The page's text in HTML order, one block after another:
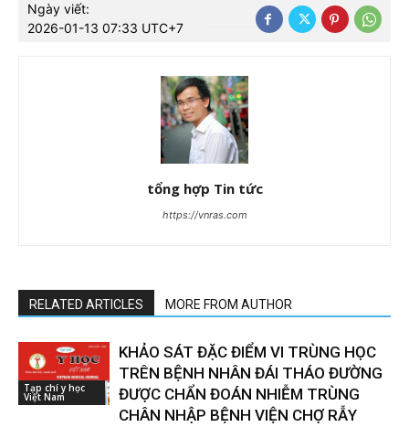
Ngày viết:
2026-01-13 07:33 UTC+7
tổng hợp Tin tức
https://vnras.com
RELATED ARTICLES MORE FROM AUTHOR
Tạp chí y học
Việt Nam
KHẢO SÁT ĐẶC ĐIỂM VI TRÙNG HỌC
TRÊN BỆNH NHÂN ĐÁI THÁO ĐƯỜNG
ĐƯỢC CHẨN ĐOÁN NHIỄM TRÙNG
CHÂN NHẬP BỆNH VIỆN CHỢ RẪY